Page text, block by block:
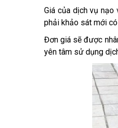
Giá của dịch vụ
phải khảo sát mới
Đơn giá sẽ được
yên tâm sử dụng